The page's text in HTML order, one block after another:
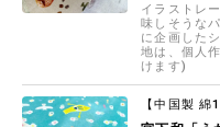
イラストレ
味しそうな
に企画した
地は、個人
けます)
【中国製 綿